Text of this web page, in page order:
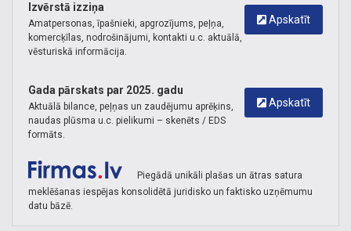
Apskatīt
Izvērstā izziņa
Amatpersonas, īpašnieki, apgrozījums, peļņa,
komercķīlas, nodrošinājumi, kontakti u.c. aktuālā,
vēsturiskā informācija.
Apskatīt
Gada pārskats par 2025. gadu
Aktuālā bilance, peļņas un zaudējumu aprēķins,
naudas plūsma u.c. pielikumi – skenēts / EDS
formāts.
Piegādā unikāli plašas un ātras satura
meklēšanas iespējas konsolidētā juridisko un faktisko uzņēmumu
datu bāzē.